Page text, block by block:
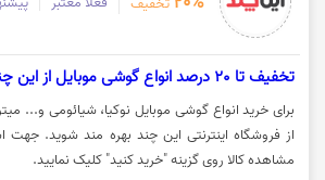
تخفیف
تخفیف تا 20 درصد انواع گوشی موبایل از این چند
از فروشگاه اینترنتی این چند بهره مند شوید. جهت
مشاهده کالا روی گزینه "خرید کنید" کلیک نمایید.